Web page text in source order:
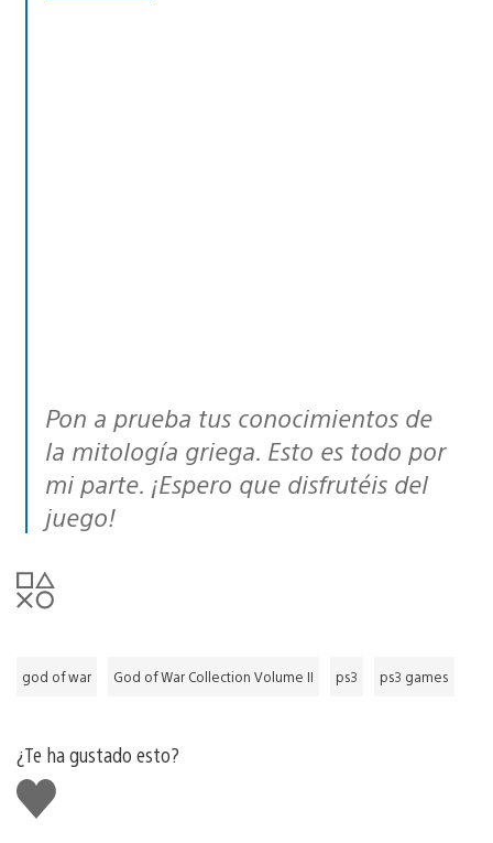
Pon a prueba tus conocimientos de
la mitología griega. Esto es todo por
mi parte. ¡Espero que disfrutéis del
juego!
god of war God of War Collection Volume II ps3 ps3 games
¿Te ha gustado esto?
Me
gusta